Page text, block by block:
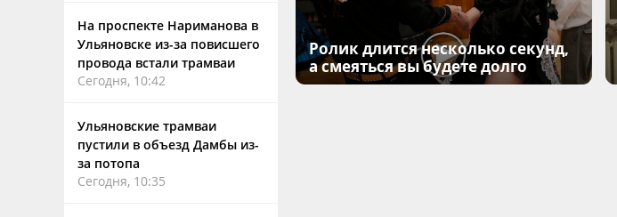
На проспекте Нариманова в
Ульяновске из-за повисшего
провода встали трамваи
Сегодня, 10:42
Ульяновские трамваи
пустили в объезд Дамбы из-
за потопа
Сегодня, 10:35
Ролик длится несколько секунд,
а смеяться вы будете долго